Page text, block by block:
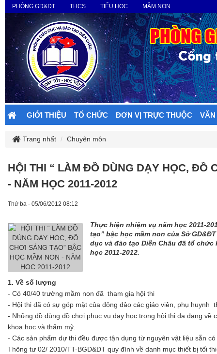
PHÒNG GD&ĐT THCS TIỂU HỌC MẦM NON
GIỚI THIỆU TỔ CHỨC ĐƠN VỊ TRỰC THUỘC
Trang nhất Chuyên môn
HỘI THI “ LÀM ĐỒ DÙNG DẠY HỌC, ĐỒ
- NĂM HỌC 2011-2012
Thứ ba - 05/06/2012 08:12
Thực hiện nhiệm vụ năm học 2011-
tạo” bậc học mầm non của Sở
dục và đào tạo Diễn Châu đã tổ
học 2011-2012.
1. Về số lượng
- Có 40/40 trường mầm non đã tham gia hội thi
- Hội thi đã có sự góp mặt của đông đảo các giáo viên, phụ huynh
- Những đồ dùng đồ chơi phục vụ dạy học trong hội thi đa dạng
khoa học và thẩm mỹ.
- Các sản phẩm dự thi đều được tận dụng từ nguyên vật liệu sẵn
Thông tư 02/ 2010/TT-BGD&ĐT quy đình về danh mục thiết bị tối